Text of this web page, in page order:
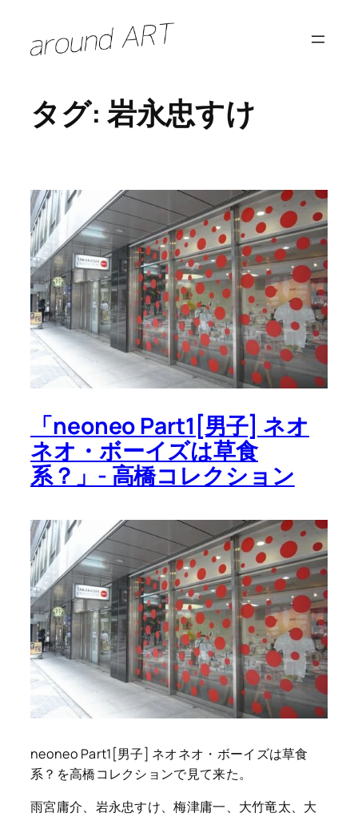
タグ: 岩永忠すけ
「neoneo Part1[男子] ネオ
ネオ・ボーイズは草食
系？」- 高橋コレクション
neoneo Part1[男子] ネオネオ・ボーイズは草食
系？を高橋コレクションで見て来た。
雨宮庸介、岩永忠すけ、梅津庸一、大竹竜太、大